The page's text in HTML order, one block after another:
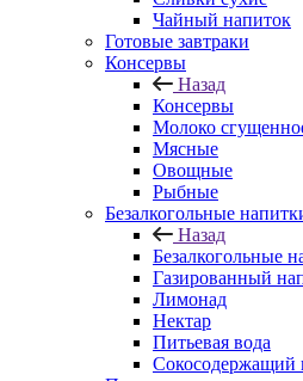
Чайный напиток
Готовые завтраки
Консервы
Назад
Консервы
Молоко
Мясные
Овощные
Рыбные
Безалкогольные
Назад
Безалкогольные
Газированный
Лимонад
Нектар
Питьевая вода
Сокосодержащий